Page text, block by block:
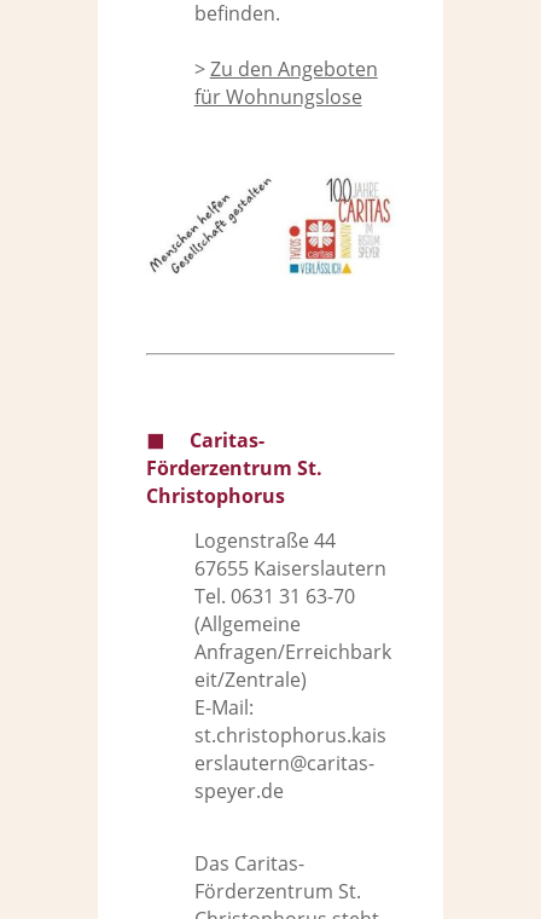
befinden.
>Zu den Angeboten
für Wohnungslose
◼︎
Caritas-
Förderzentrum St.
Christophorus
Logenstraße 44
67655 Kaiserslautern
Tel. 0631 31 63-70
(Allgemeine
Anfragen/Erreichbark
eit/Zentrale)
E-Mail:
st.christophorus.kais
erslautern@caritas-
speyer.de
Das Caritas-
Förderzentrum St.